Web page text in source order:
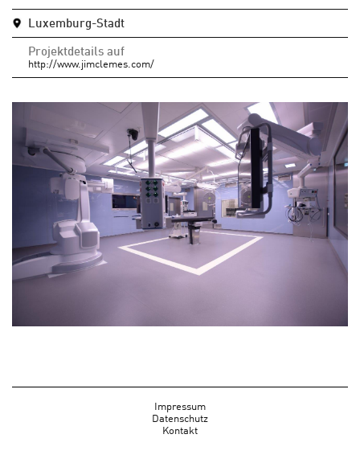
Luxemburg-Stadt
Projektdetails auf
http://www.jimclemes.com/
Impressum
Datenschutz
Kontakt